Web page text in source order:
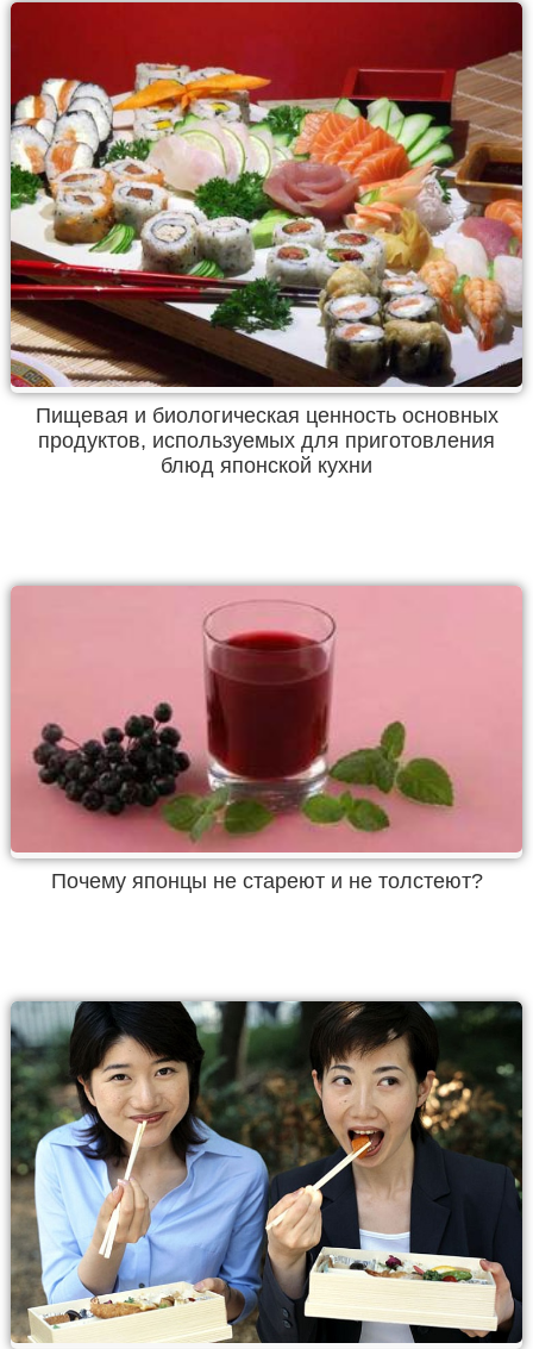
Пищевая и биологическая ценность основных
продуктов, используемых для приготовления
блюд японской кухни
Почему японцы не стареют и не толстеют?